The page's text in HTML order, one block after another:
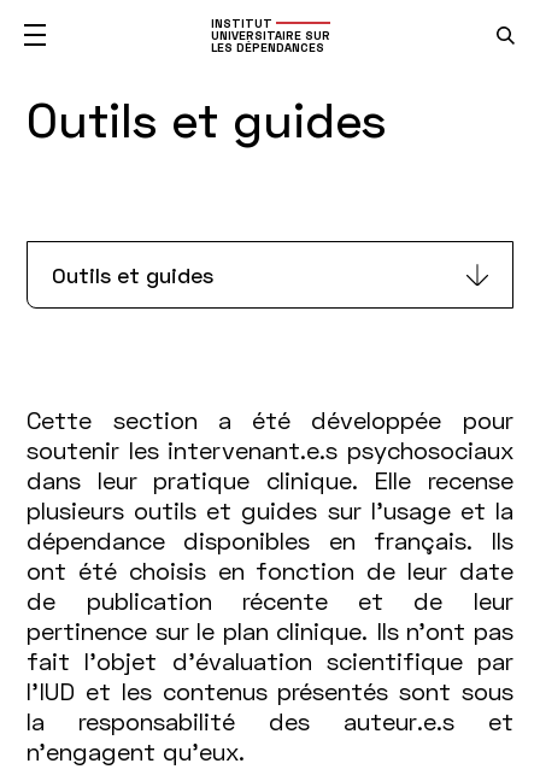
INSTITUT
UNIVERSITAIRE SUR
LES DÉPENDANCES
Outils et guides
Outils et guides
Cette section a été développée pour
soutenir les intervenant.e.s psychosociaux
dans leur pratique clinique. Elle recense
plusieurs outils et guides sur l’usage et la
dépendance disponibles en français. Ils
ont été choisis en fonction de leur date
de publication récente et de leur
pertinence sur le plan clinique. Ils n’ont pas
fait l’objet d’évaluation scientifique par
l’IUD et les contenus présentés sont sous
la responsabilité des auteur.e.s et
n’engagent qu’eux.